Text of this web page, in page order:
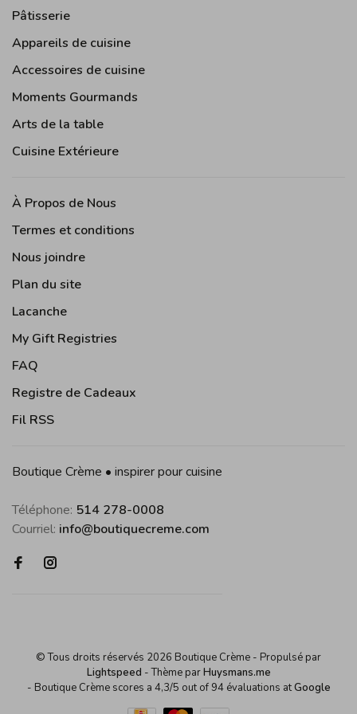
Pâtisserie
Appareils de cuisine
Accessoires de cuisine
Moments Gourmands
Arts de la table
Cuisine Extérieure
À Propos de Nous
Termes et conditions
Nous joindre
Plan du site
Lacanche
My Gift Registries
FAQ
Registre de Cadeaux
Fil RSS
Boutique Crème • inspirer pour cuisine
Téléphone: 514 278-0008
Courriel: info@boutiquecreme.com
© Tous droits réservés 2026 Boutique Crème - Propulsé par
Lightspeed - Thème parHuysmans.me
- Boutique Crème scores a 4,3/5 out of94 évaluations atGoogle